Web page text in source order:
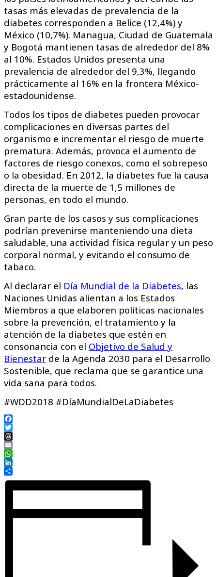
tasas más elevadas de prevalencia de la
diabetes corresponden a Belice (12,4%) y
México (10,7%). Managua, Ciudad de Guatemala
y Bogotá mantienen tasas de alrededor del 8%
al 10%. Estados Unidos presenta una
prevalencia de alrededor del 9,3%, llegando
prácticamente al 16% en la frontera México-
estadounidense.
Todos los tipos de diabetes pueden provocar
complicaciones en diversas partes del
organismo e incrementar el riesgo de muerte
prematura. Además, provoca el aumento de
factores de riesgo conexos, como el sobrepeso
o la obesidad. En 2012, la diabetes fue la causa
directa de la muerte de 1,5 millones de
personas, en todo el mundo.
Gran parte de los casos y sus complicaciones
podrían prevenirse manteniendo una dieta
saludable, una actividad física regular y un peso
corporal normal, y evitando el consumo de
tabaco.
Al declarar el Día Mundial de la Diabetes, las
Naciones Unidas alientan a los Estados
Miembros a que elaboren políticas nacionales
sobre la prevención, el tratamiento y la
atención de la diabetes que estén en
consonancia con el Objetivo de Salud y
Bienestar de la Agenda 2030 para el Desarrollo
Sostenible, que reclama que se garantice una
vida sana para todos.
#WDD2018 #DíaMundialDeLaDiabetes
Facebook
Twitter
Threads
Email
WhatsApp
LinkedIn
Compartir